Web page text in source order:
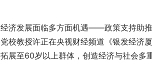
济发展面临多方面机遇——政策支持助
校教授许正在央视财经频道《银发经济
展至60岁以上群体，创造经济与社会多重